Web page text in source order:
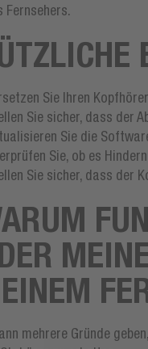
Fernsehers.
Sie Ihren
Sie sicher, dass der
Sie die
Sie, ob es
Sie sicher, dass der
mehrere Gründe